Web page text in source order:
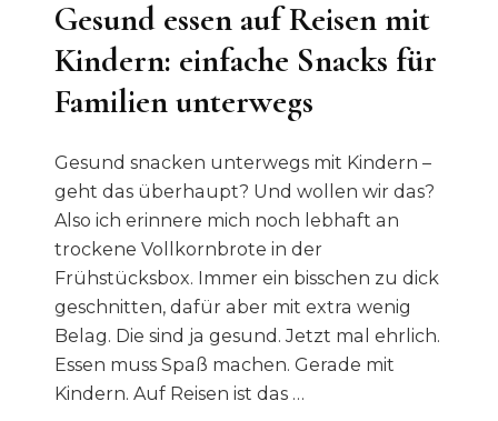
Gesund essen auf Reisen mit
Kindern: einfache Snacks für
Familien unterwegs
Gesund snacken unterwegs mit Kindern –
geht das überhaupt? Und wollen wir das?
Also ich erinnere mich noch lebhaft an
trockene Vollkornbrote in der
Frühstücksbox. Immer ein bisschen zu dick
geschnitten, dafür aber mit extra wenig
Belag. Die sind ja gesund. Jetzt mal ehrlich.
Essen muss Spaß machen. Gerade mit
Kindern. Auf Reisen ist das …